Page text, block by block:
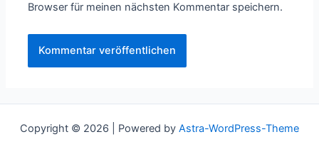
Browser für meinen nächsten Kommentar speichern.
Copyright © 2026 | Powered by Astra-WordPress-Theme